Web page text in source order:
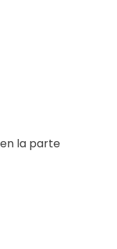
en la parte